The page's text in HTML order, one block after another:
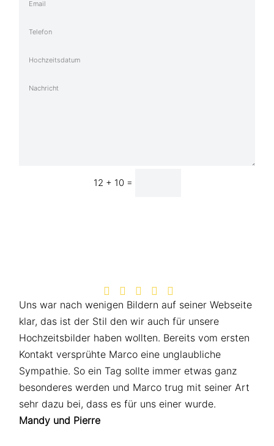
12 + 10=
   

Uns war nach wenigen Bildern auf seiner Webseite
klar, das ist der Stil den wir auch für unsere
Hochzeitsbilder haben wollten. Bereits vom ersten
Kontakt versprühte Marco eine unglaubliche
Sympathie. So ein Tag sollte immer etwas ganz
besonderes werden und Marco trug mit seiner Art
sehr dazu bei, dass es für uns einer wurde.
Mandy und Pierre